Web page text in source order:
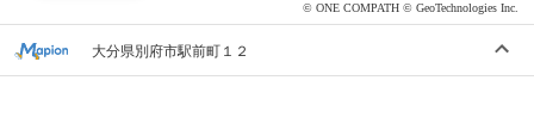
© ONE COMPATH © GeoTechnologies Inc.
大分県別府市駅前町１２